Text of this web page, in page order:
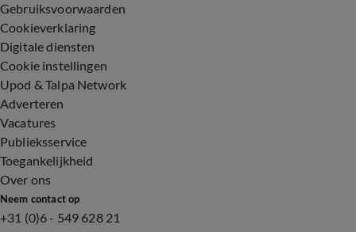
Gebruiksvoorwaarden
Cookieverklaring
Digitale diensten
Cookie instellingen
Upod & Talpa Network
Adverteren
Vacatures
Publieksservice
Toegankelijkheid
Over ons
Neem contact op
+31 (0)6 - 549 628 21